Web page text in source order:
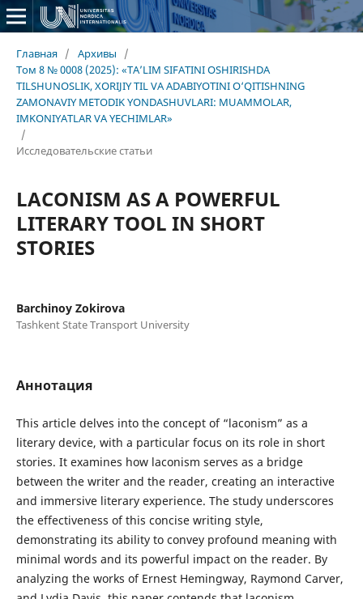
Главная / Архивы
/
Том 8 № 0008 (2025): «TA’LIM SIFATINI OSHIRISHDA
TILSHUNOSLIK, XORIJIY TIL VA ADABIYOTINI O‘QITISHNING
ZAMONAVIY METODIK YONDASHUVLARI: MUAMMOLAR,
IMKONIYATLAR VA YECHIMLAR»
/
Исследовательские статьи
LACONISM AS A POWERFUL
LITERARY TOOL IN SHORT
STORIES
Barchinoy Zokirova
Tashkent State Transport University
Аннотация
This article delves into the concept of “laconism” as a
literary device, with a particular focus on its role in short
stories. It examines how laconism serves as a bridge
between the writer and the reader, creating an interactive
and immersive literary experience. The study underscores
the effectiveness of this concise writing style,
demonstrating its ability to convey profound meaning with
minimal words and its powerful impact on the reader. By
analyzing the works of Ernest Hemingway, Raymond Carver,